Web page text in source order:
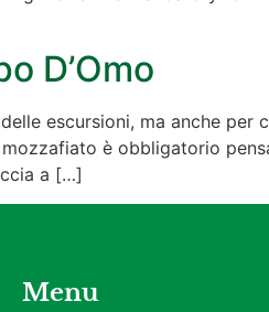
D’Omo
escursioni, ma anche
è obbligatorio
a […]
Menu